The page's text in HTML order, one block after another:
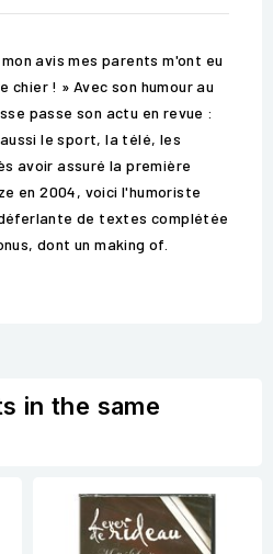
avis mes parents m'ont eu
chier ! » Avec son humour au
passe son actu en revue :
le sport, la télé, les
avoir assuré la première
en 2004, voici l'humoriste
de textes complétée
dont un making of.
in the same